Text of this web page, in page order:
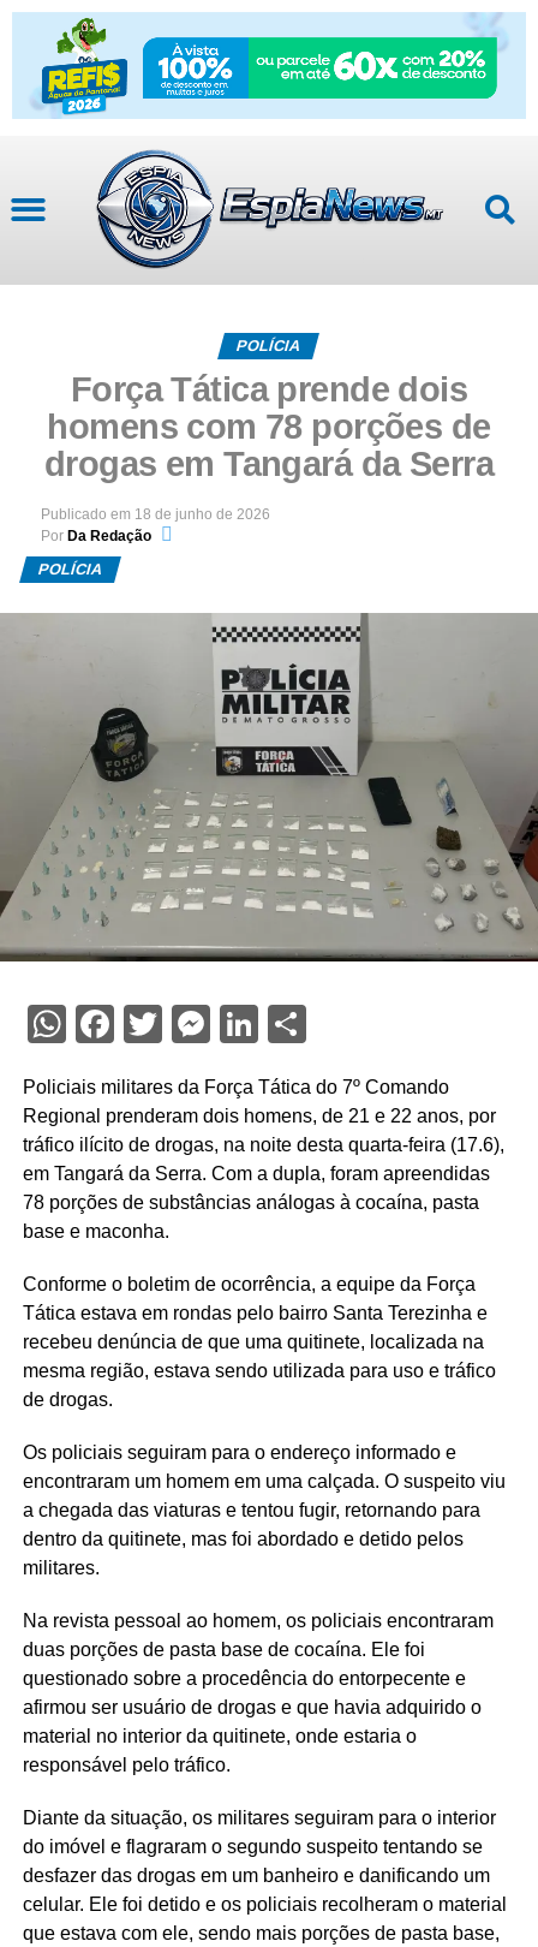
POLÍCIA
Força Tática prende dois
homens com 78 porções de
drogas em Tangará da Serra
Publicado em 18 de junho de 2026
Por Da Redação
POLÍCIA
WhatsApp
Facebook
Twitter
Messenger
LinkedIn
Share
Policiais militares da Força Tática do 7º Comando
Regional prenderam dois homens, de 21 e 22 anos, por
tráfico ilícito de drogas, na noite desta quarta-feira (17.6),
em Tangará da Serra. Com a dupla, foram apreendidas
78 porções de substâncias análogas à cocaína, pasta
base e maconha.
Conforme o boletim de ocorrência, a equipe da Força
Tática estava em rondas pelo bairro Santa Terezinha e
recebeu denúncia de que uma quitinete, localizada na
mesma região, estava sendo utilizada para uso e tráfico
de drogas.
Os policiais seguiram para o endereço informado e
encontraram um homem em uma calçada. O suspeito viu
a chegada das viaturas e tentou fugir, retornando para
dentro da quitinete, mas foi abordado e detido pelos
militares.
Na revista pessoal ao homem, os policiais encontraram
duas porções de pasta base de cocaína. Ele foi
questionado sobre a procedência do entorpecente e
afirmou ser usuário de drogas e que havia adquirido o
material no interior da quitinete, onde estaria o
responsável pelo tráfico.
Diante da situação, os militares seguiram para o interior
do imóvel e flagraram o segundo suspeito tentando se
desfazer das drogas em um banheiro e danificando um
celular. Ele foi detido e os policiais recolheram o material
que estava com ele, sendo mais porções de pasta base,